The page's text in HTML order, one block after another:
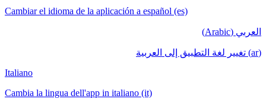
Cambiar el idioma de la aplicación a español (es)
العربي (Arabic)
(ar) تغيير لغة التطبيق إلى العربية
Italiano
Cambia la lingua dell'app in italiano (it)